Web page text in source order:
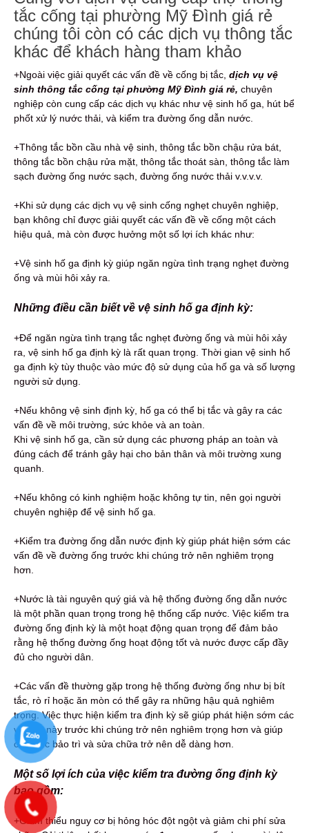
tắc cống tại phường Mỹ Đình giá rẻ
chúng tôi còn có các dịch vụ thông tắc
khác để khách hàng tham khảo
+Ngoài việc giải quyết các vấn đề về cống bị tắc, dịch vụ vệ
sinh thông tắc cống tại phường Mỹ Đình giá rẻ, chuyên
nghiệp còn cung cấp các dịch vụ khác như vệ sinh hố ga, hút bể
phốt xử lý nước thải, và kiểm tra đường ống dẫn nước.
+Thông tắc bồn cầu nhà vệ sinh, thông tắc bồn chậu rửa bát,
thông tắc bồn chậu rửa mặt, thông tắc thoát sàn, thông tắc làm
sạch đường ống nước sạch, đường ống nước thải v.v.v.v.
+Khi sử dụng các dịch vụ vệ sinh cống nghẹt chuyên nghiệp,
bạn không chỉ được giải quyết các vấn đề về cống một cách
hiệu quả, mà còn được hưởng một số lợi ích khác như:
+Vệ sinh hố ga định kỳ giúp ngăn ngừa tình trạng nghẹt đường
ống và mùi hôi xảy ra.
Những điều cần biết về vệ sinh hố ga định kỳ:
+Để ngăn ngừa tình trạng tắc nghẹt đường ống và mùi hôi xảy
ra, vệ sinh hố ga định kỳ là rất quan trọng. Thời gian vệ sinh hố
ga định kỳ tùy thuộc vào mức độ sử dụng của hố ga và số lượng
người sử dụng.
+Nếu không vệ sinh định kỳ, hố ga có thể bị tắc và gây ra các
vấn đề về môi trường, sức khỏe và an toàn.
Khi vệ sinh hố ga, cần sử dụng các phương pháp an toàn và
đúng cách để tránh gây hại cho bản thân và môi trường xung
quanh.
+Nếu không có kinh nghiệm hoặc không tự tin, nên gọi người
chuyên nghiệp để vệ sinh hố ga.
+Kiểm tra đường ống dẫn nước định kỳ giúp phát hiện sớm các
vấn đề về đường ống trước khi chúng trở nên nghiêm trọng
hơn.
+Nước là tài nguyên quý giá và hệ thống đường ống dẫn nước
là một phần quan trọng trong hệ thống cấp nước. Việc kiểm tra
đường ống định kỳ là một hoạt động quan trọng để đảm bảo
rằng hệ thống đường ống hoạt động tốt và nước được cấp đầy
đủ cho người dân.
+Các vấn đề thường gặp trong hệ thống đường ống như bị bít
tắc, rò rỉ hoặc ăn mòn có thể gây ra những hậu quả nghiêm
trọng. Việc thực hiện kiểm tra định kỳ sẽ giúp phát hiện sớm các
vấn đề này trước khi chúng trở nên nghiêm trọng hơn và giúp
cho việc bảo trì và sửa chữa trở nên dễ dàng hơn.
Một số lợi ích của việc kiểm tra đường ống định kỳ
bao gồm:
+Giảm thiểu nguy cơ bị hỏng hóc đột ngột và giảm chi phí sửa